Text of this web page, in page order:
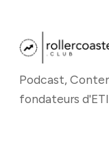
Podcast,
fondateurs